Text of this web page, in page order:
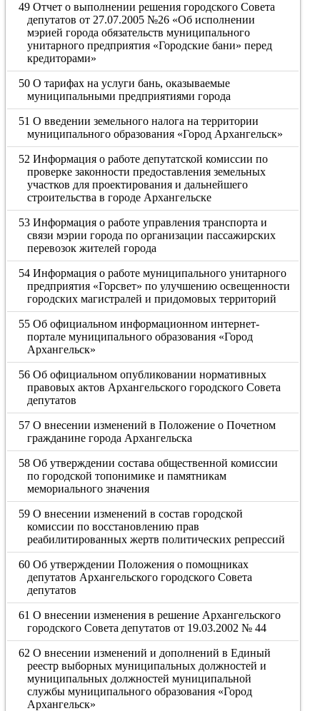
49 Отчет о выполнении решения городского Совета
депутатов от 27.07.2005 №26 «Об исполнении
мэрией города обязательств муниципального
унитарного предприятия «Городские бани» перед
кредиторами»
50 О тарифах на услуги бань, оказываемые
муниципальными предприятиями города
51 О введении земельного налога на территории
муниципального образования «Город Архангельск»
52 Информация о работе депутатской комиссии по
проверке законности предоставления земельных
участков для проектирования и дальнейшего
строительства в городе Архангельске
53 Информация о работе управления транспорта и
связи мэрии города по организации пассажирских
перевозок жителей города
54 Информация о работе муниципального унитарного
предприятия «Горсвет» по улучшению освещенности
городских магистралей и придомовых территорий
55 Об официальном информационном интернет-
портале муниципального образования «Город
Архангельск»
56 Об официальном опубликовании нормативных
правовых актов Архангельского городского Совета
депутатов
57 О внесении изменений в Положение о Почетном
гражданине города Архангельска
58 Об утверждении состава общественной комиссии
по городской топонимике и памятникам
мемориального значения
59 О внесении изменений в состав городской
комиссии по восстановлению прав
реабилитированных жертв политических репрессий
60 Об утверждении Положения о помощниках
депутатов Архангельского городского Совета
депутатов
61 О внесении изменения в решение Архангельского
городского Совета депутатов от 19.03.2002 № 44
62 О внесении изменений и дополнений в Единый
реестр выборных муниципальных должностей и
муниципальных должностей муниципальной
службы муниципального образования «Город
Архангельск»